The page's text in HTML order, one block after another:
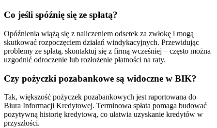
Co jeśli spóźnię się ze spłatą?
Opóźnienia wiążą się z naliczeniem odsetek za zwłokę i mogą
skutkować rozpoczęciem działań windykacyjnych. Przewidując
problemy ze spłatą, skontaktuj się z firmą wcześniej – często można
uzgodnić odroczenie lub rozłożenie płatności na raty.
Czy pożyczki pozabankowe są widoczne w BIK?
Tak, większość pożyczek pozabankowych jest raportowana do
Biura Informacji Kredytowej. Terminowa spłata pomaga budować
pozytywną historię kredytową, co ułatwia uzyskanie kredytów w
przyszłości.